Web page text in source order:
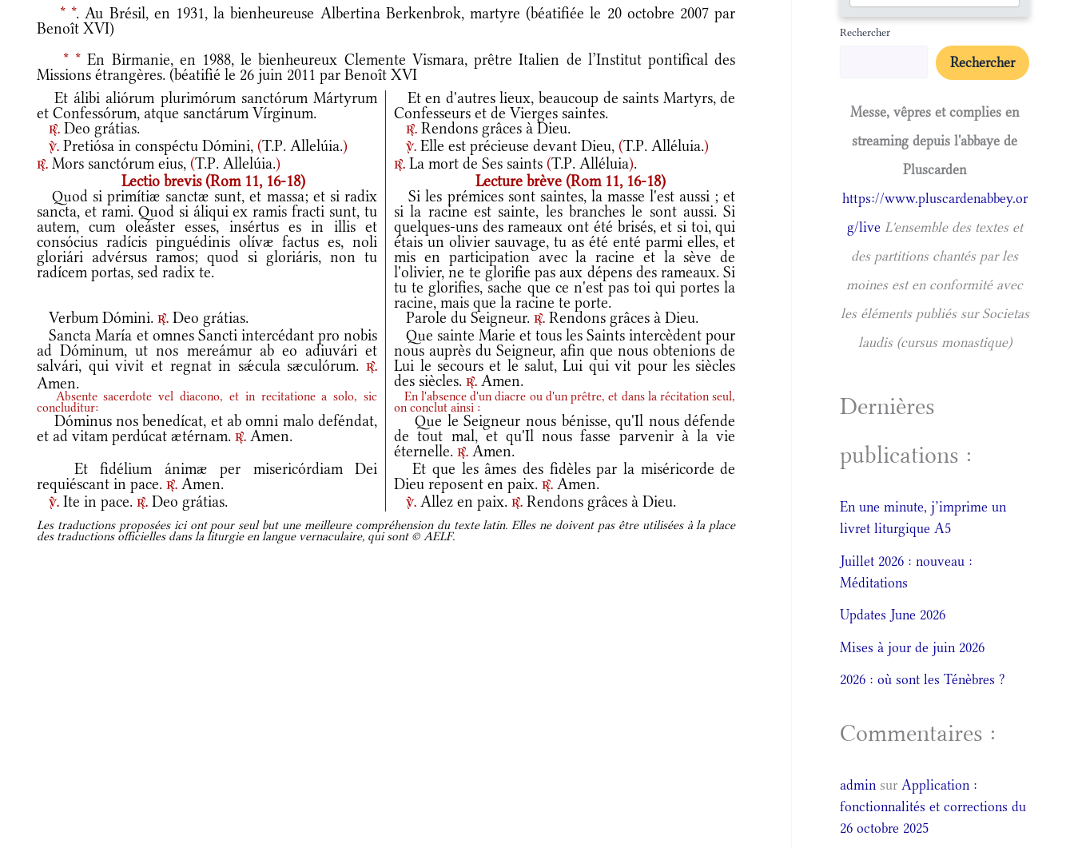
* *. Au Brésil, en 1931, la bienheureuse Albertina Berkenbrok, martyre (béatifiée le 20 octobre 2007 par
Benoît XVI)
* * En Birmanie, en 1988, le bienheureux Clemente Vismara, prêtre Italien de l’Institut pontifical des
Missions étrangères. (béatifié le 26 juin 2011 par Benoît XVI
Et álibi aliórum plurimórum sanctórum Mártyrum
et Confessórum, atque sanctárum Vírginum.
Et en d'autres lieux, beaucoup de saints Martyrs, de
Confesseurs et de Vierges saintes.
r. Deo grátias. r. Rendons grâces à Dieu.
v. Pretiósa in conspéctu Dómini, (T.P. Allelúia.)
r. Mors sanctórum eius, (T.P. Allelúia.)
v. Elle est précieuse devant Dieu,(T.P. Alléluia.)
r. La mort de Ses saints(T.P. Alléluia).
Lectio brevis (Rom 11, 16-18)
Lecture brève (Rom 11, 16-18)
Quod si primítiæ sanctæ sunt, et massa; et si radix
sancta, et rami. Quod si áliqui ex ramis fracti sunt, tu
autem, cum oleáster esses, insértus es in illis et
consócius radícis pinguédinis olívæ factus es, noli
gloriári advérsus ramos; quod si gloriáris, non tu
radícem portas, sed radix te.
Si les prémices sont saintes, la masse l'est aussi ; et
si la racine est sainte, les branches le sont aussi. Si
quelques-uns des rameaux ont été brisés, et si toi, qui
étais un olivier sauvage, tu as été enté parmi elles, et
mis en participation avec la racine et la sève de
l'olivier, ne te glorifie pas aux dépens des rameaux. Si
tu te glorifies, sache que ce n'est pas toi qui portes la
racine, mais que la racine te porte.
Verbum Dómini. r. Deo grátias. Parole du Seigneur.r. Rendons grâces à Dieu.
Sancta María et omnes Sancti intercédant pro nobis
ad Dóminum, ut nos mereámur ab eo adiuvári et
salvári, qui vivit et regnat in sǽcula sæculórum.r.
Amen.
Que sainte Marie et tous les Saints intercèdent pour
nous auprès du Seigneur, afin que nous obtenions de
Lui le secours et le salut, Lui qui vit pour les siècles
des siècles.r. Amen.
Absente sacerdote vel diacono, et in recitatione a solo, sic
concluditur:
En l'absence d'un diacre ou d'un prêtre, et dans la récitation seul,
on conclut ainsi :
Dóminus nos benedícat, et ab omni malo deféndat,
et ad vitam perdúcat ætérnam. r. Amen.
Que le Seigneur nous bénisse, qu'Il nous défende
de tout mal, et qu'Il nous fasse parvenir à la vie
éternelle.r. Amen.
Et fidélium ánimæ per misericórdiam Dei
requiéscant in pace. r. Amen.
Et que les âmes des fidèles par la miséricorde de
Dieu reposent en paix.r. Amen.
v. Ite in pace. r. Deo grátias. v. Allez en paix.r. Rendons grâces à Dieu.
Les traductions proposées ici ont pour seul but une meilleure compréhension du texte latin. Elles ne doivent pas être utilisées à la place
des traductions officielles dans la liturgie en langue vernaculaire, qui sont © AELF.
Rechercher
Rechercher
Messe, vêpres et complies en
streaming depuis l'abbaye de
Pluscarden
https://www.pluscardenabbey.or
g/live L'ensemble des textes et
des partitions chantés par les
moines est en conformité avec
les éléments publiés sur Societas
laudis (cursus monastique)
Dernières
publications :
En une minute, j’imprime un
livret liturgique A5
Juillet 2026 : nouveau :
Méditations
Updates June 2026
Mises à jour de juin 2026
2026 : où sont les Ténèbres ?
Commentaires :
admin surApplication :
fonctionnalités et corrections du
26 octobre 2025